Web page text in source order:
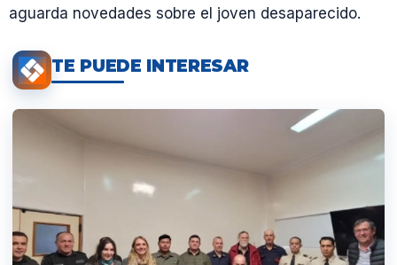
aguarda novedades sobre el joven desaparecido.
TE PUEDE INTERESAR